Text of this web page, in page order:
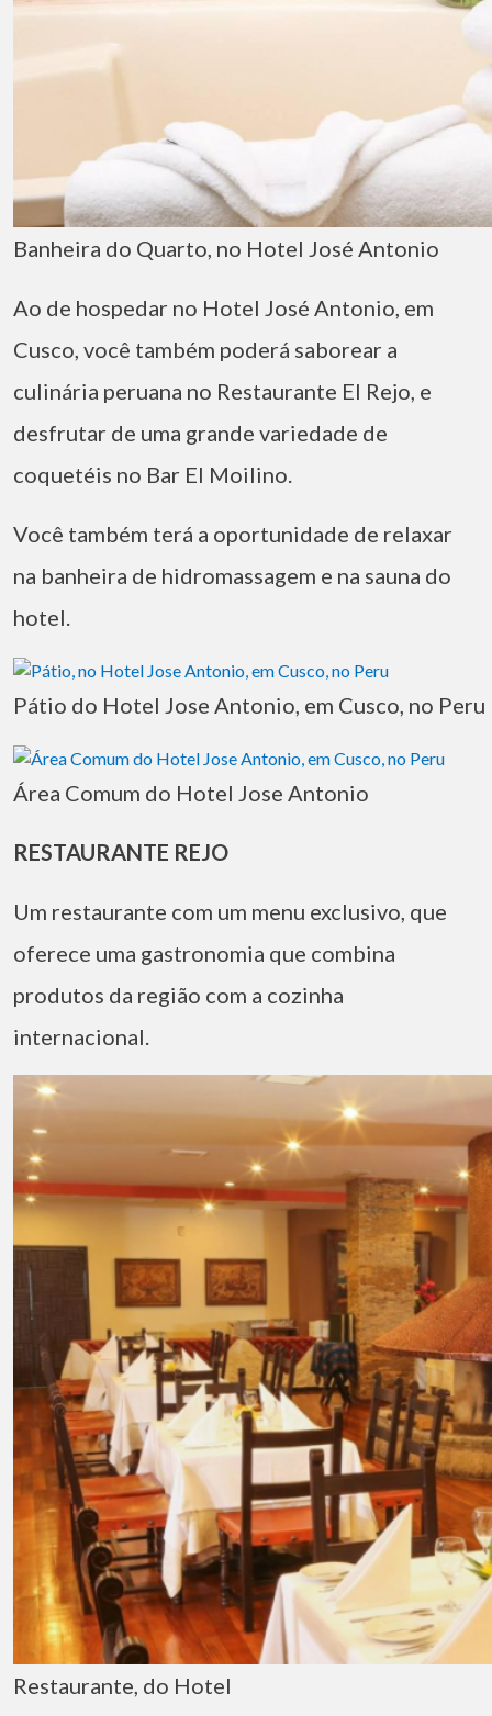
Banheira do Quarto, no Hotel José Antonio
Ao de hospedar no Hotel José Antonio, em
Cusco, você também poderá saborear a
culinária peruana no Restaurante El Rejo, e
desfrutar de uma grande variedade de
coquetéis no Bar El Moilino.
Você também terá a oportunidade de relaxar
na banheira de hidromassagem e na sauna do
hotel.
Pátio do Hotel Jose Antonio, em Cusco, no Peru
Área Comum do Hotel Jose Antonio
RESTAURANTE REJO
Um restaurante com um menu exclusivo, que
oferece uma gastronomia que combina
produtos da região com a cozinha
internacional.
Restaurante, do Hotel